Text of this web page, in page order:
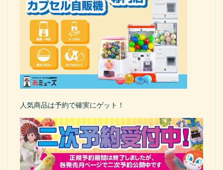
人気商品は予約で確実にゲット！